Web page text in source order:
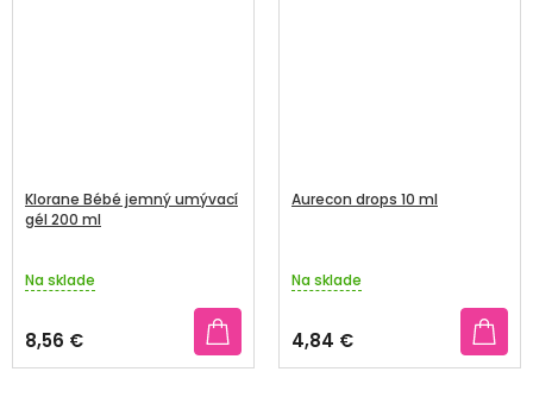
Klorane Bébé jemný umývací
gél 200 ml
Na sklade
8,56 €
Aurecon drops 10 ml
Na sklade
4,84 €